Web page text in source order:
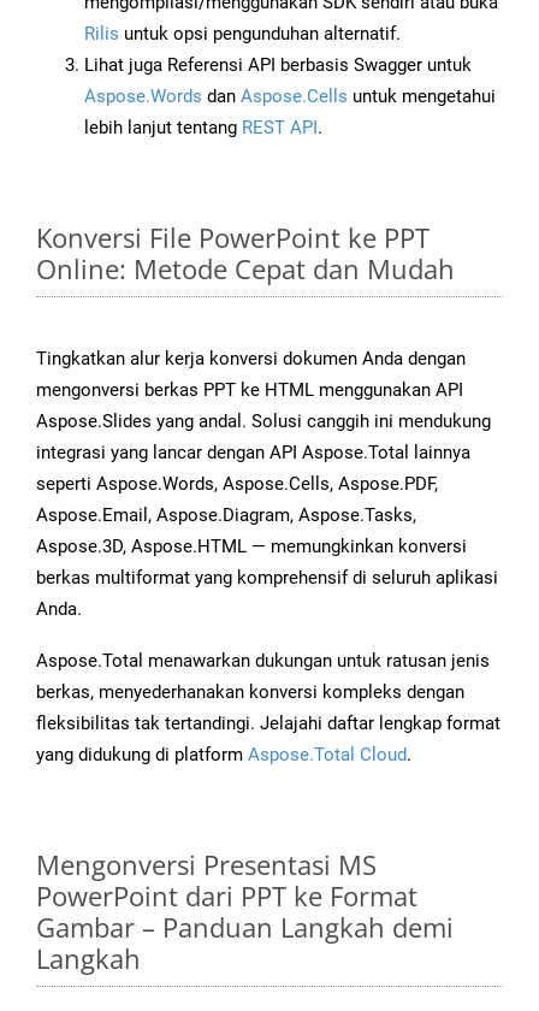
Rilis untuk opsi pengunduhan alternatif.
Lihat juga Referensi API berbasis Swagger untuk
Aspose.Words dan Aspose.Cells untuk mengetahui
lebih lanjut tentang REST API.
Konversi File PowerPoint ke PPT
Online: Metode Cepat dan Mudah
Tingkatkan alur kerja konversi dokumen Anda dengan
mengonversi berkas PPT ke HTML menggunakan API
Aspose.Slides yang andal. Solusi canggih ini mendukung
integrasi yang lancar dengan API Aspose.Total lainnya
seperti Aspose.Words, Aspose.Cells, Aspose.PDF,
Aspose.Email, Aspose.Diagram, Aspose.Tasks,
Aspose.3D, Aspose.HTML — memungkinkan konversi
berkas multiformat yang komprehensif di seluruh aplikasi
Anda.
Aspose.Total menawarkan dukungan untuk ratusan jenis
berkas, menyederhanakan konversi kompleks dengan
fleksibilitas tak tertandingi. Jelajahi daftar lengkap format
yang didukung di platform Aspose.Total Cloud.
Mengonversi Presentasi MS
PowerPoint dari PPT ke Format
Gambar – Panduan Langkah demi
Langkah